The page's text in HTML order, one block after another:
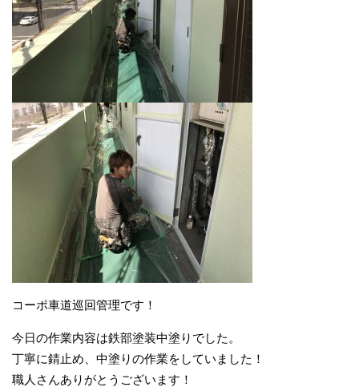
コーポ車道巡回管理です！
今日の作業内容は鉄部塗装中塗りでした。
丁寧に錆止め、中塗りの作業をしていました！
職人さんありがとうございます！